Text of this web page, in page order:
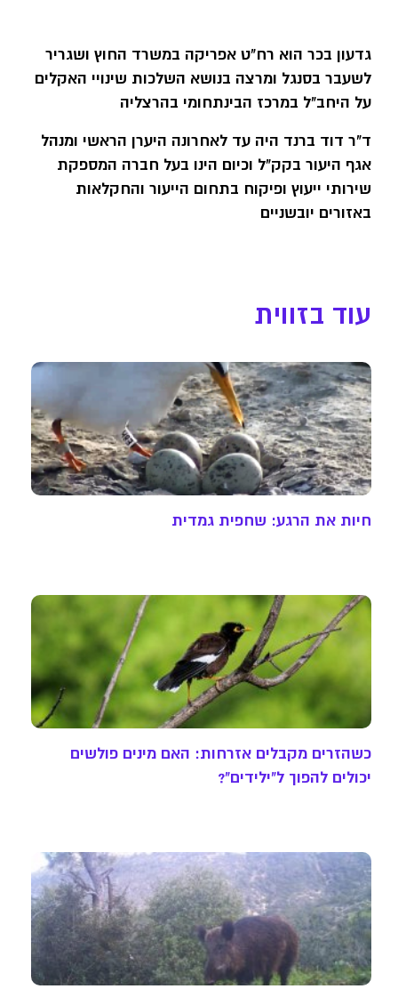
גדעון בכר הוא רח"ט אפריקה במשרד החוץ ושגריר
לשעבר בסנגל ומרצה בנושא השלכות שינויי האקלים
על היחב"ל במרכז הבינתחומי בהרצליה
ד"ר דוד ברנד היה עד לאחרונה היערן הראשי ומנהל
אגף היעור בקק"ל וכיום הינו בעל חברה המספקת
שירותי ייעוץ ופיקוח בתחום הייעור והחקלאות
באזורים יובשניים
עוד בזווית
חיות את הרגע: שחפית גמדית
כשהזרים מקבלים אזרחות: האם מינים פולשים
יכולים להפוך ל"ילידים"?